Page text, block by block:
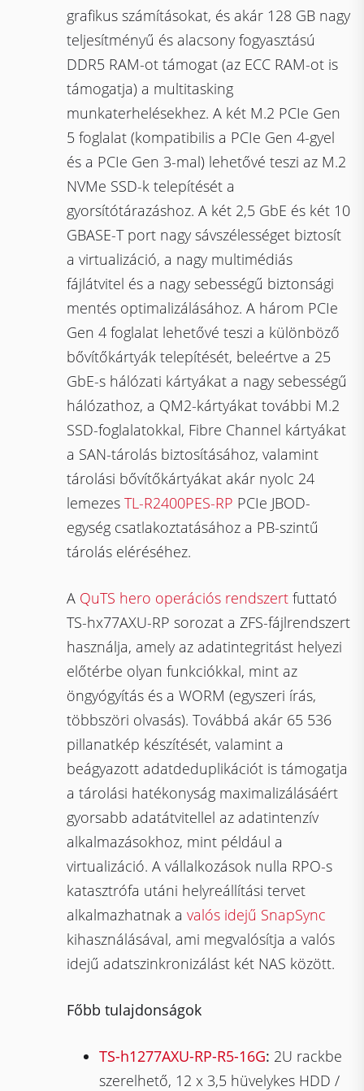
grafikus számításokat, és akár 128 GB nagy
teljesítményű és alacsony fogyasztású
DDR5 RAM-ot támogat (az ECC RAM-ot is
támogatja) a multitasking
munkaterhelésekhez. A két M.2 PCIe Gen
5 foglalat (kompatibilis a PCIe Gen 4-gyel
és a PCIe Gen 3-mal) lehetővé teszi az M.2
NVMe SSD-k telepítését a
gyorsítótárazáshoz. A két 2,5 GbE és két 10
GBASE-T port nagy sávszélességet biztosít
a virtualizáció, a nagy multimédiás
fájlátvitel és a nagy sebességű biztonsági
mentés optimalizálásához. A három PCIe
Gen 4 foglalat lehetővé teszi a különböző
bővítőkártyák telepítését, beleértve a 25
GbE-s hálózati kártyákat a nagy sebességű
hálózathoz, a QM2-kártyákat további M.2
SSD-foglalatokkal, Fibre Channel kártyákat
a SAN-tárolás biztosításához, valamint
tárolási bővítőkártyákat akár nyolc 24
lemezesTL-R2400PES-RP PCIe JBOD-
egység csatlakoztatásához a PB-szintű
tárolás eléréséhez.
A QuTS hero operációs rendszert futtató
TS-hx77AXU-RP sorozat a ZFS-fájlrendszert
használja, amely az adatintegritást helyezi
előtérbe olyan funkciókkal, mint az
öngyógyítás és a WORM (egyszeri írás,
többszöri olvasás). Továbbá akár 65 536
pillanatkép készítését, valamint a
beágyazott adatdeduplikációt is támogatja
a tárolási hatékonyság maximalizálásáért
gyorsabb adatátvitellel az adatintenzív
alkalmazásokhoz, mint például a
virtualizáció. A vállalkozások nulla RPO-s
katasztrófa utáni helyreállítási tervet
alkalmazhatnak avalós idejű SnapSync
kihasználásával, ami megvalósítja a valós
idejű adatszinkronizálást két NAS között.
Főbb tulajdonságok
TS-h1277AXU-RP-R5-16G: 2U rackbe
szerelhető, 12 x 3,5 hüvelykes HDD /